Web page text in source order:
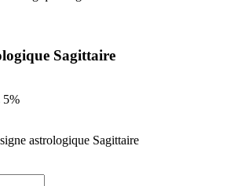
Sagittaire
5%
astrologique Sagittaire